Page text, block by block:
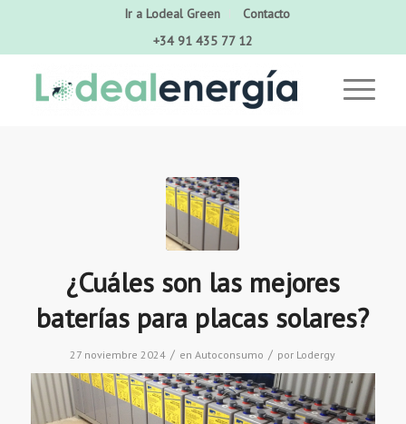
Ir a Lodeal Green
Contacto
+34 91 435 77 12
¿Cuáles son las mejores
baterías para placas solares?
27 noviembre 2024 / enAutoconsumo / por Lodergy